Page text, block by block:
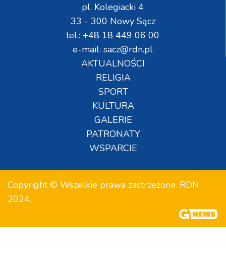
pl. Kolegiacki 4
33 - 300 Nowy Sącz
tel.: +48 18 449 06 00
e-mail: sacz@rdn.pl
AKTUALNOŚCI
RELIGIA
SPORT
KULTURA
GALERIE
PATRONATY
WSPARCIE
Copyright © Wszelkie prawa zastrzeżone. RDN.
2024.